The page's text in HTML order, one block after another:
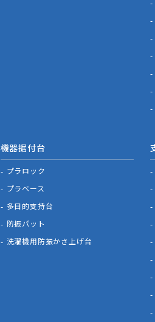
機器据付台
プラロック
プラベース
多目的支持台
防振パット
洗濯機用防振かさ上げ台